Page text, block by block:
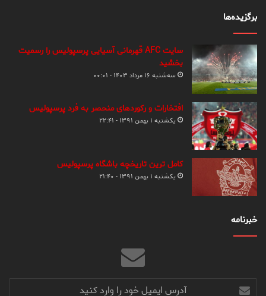
برگزیده‌ها
سایت AFC قهرمانی آسیایی پرسپولیس را رسمیت
بخشید
سه‌شنبه ۱۶ مرداد ۱۴۰۳ - ۰۰:۰۱
افتخارات و رکوردهای منحصر به فرد پرسپولیس
یکشنبه ۱ بهمن ۱۳۹۱ - ۲۲:۴۱
کامل ترین تاریخچه باشگاه پرسپولیس
یکشنبه ۱ بهمن ۱۳۹۱ - ۲۱:۴۰
خبرنامه
آدرس